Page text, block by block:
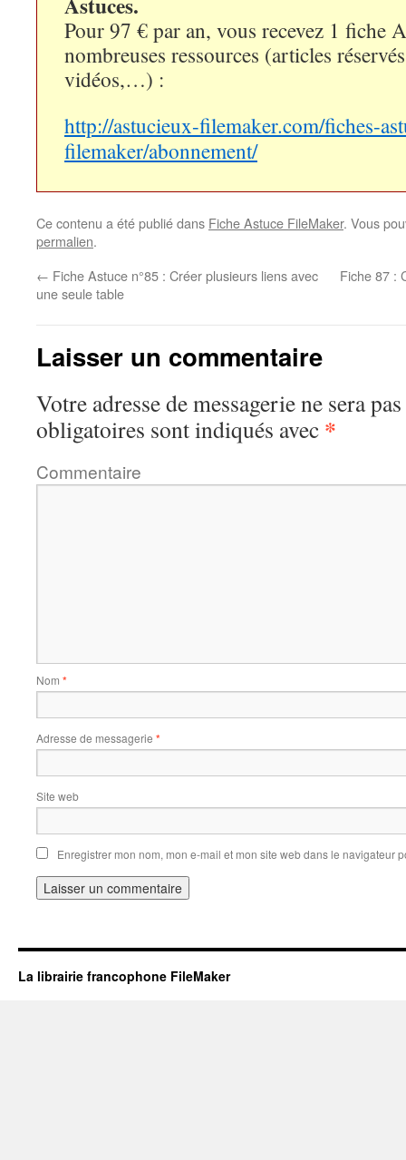
Pour 97 € par an, vous recevez 1 fiche
nombreuses ressources (articles
vidéos,…) :
http://astucieux-filemaker.com/fiches-
filemaker/abonnement/
Ce contenu a été publié dans Fiche Astuce FileMaker. Vous
permalien.
← Fiche Astuce n°85 : Créer plusieurs liens avec
une seule table
Fiche 87 :
Laisser un commentaire
Votre adresse de messagerie ne sera
obligatoires sont indiqués avec *
Commentaire
Nom *
Adresse de messagerie *
Site web
Enregistrer mon nom, mon e-mail et mon site web dans le navigateur
La librairie francophone FileMaker